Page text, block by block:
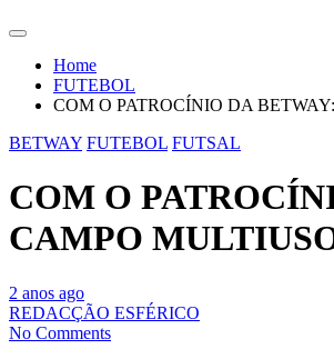
Home
FUTEBOL
COM O PATROCÍNIO DA
BETWAY FUTEBOL FUTSAL
COM O
CAMPO
2 anos ago
REDACÇÃO ESFÉRICO
No Comments